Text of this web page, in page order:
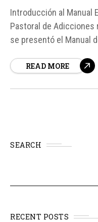
Introducción al Manual
Pastoral de Adicciones
se presentó el Manual
un documento que
READ MORE
SEARCH
RECENT POSTS